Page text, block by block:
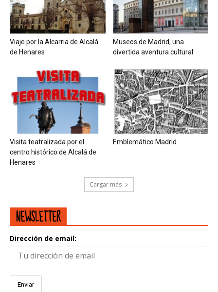
Viaje por la Alcarria de Alcalá
de Henares
Museos de Madrid, una
divertida aventura cultural
Visita teatralizada por el
centro histórico de Alcalá de
Henares
Emblemático Madrid
Cargar más
NEWSLETTER
Dirección de email: